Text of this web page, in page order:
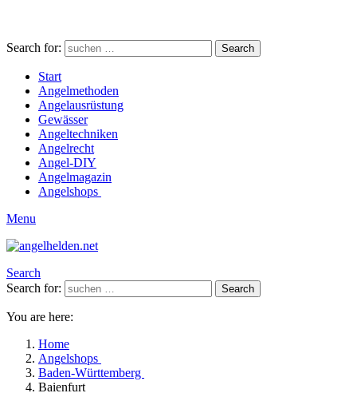
Search for: Search
Start
Angelmethoden
Angelausrüstung
Gewässer
Angeltechniken
Angelrecht
Angel-DIY
Angelmagazin
Angelshops
Menu
Search
Search for:
Search
You are here:
Home
Angelshops
Baden-Württemberg
Baienfurt